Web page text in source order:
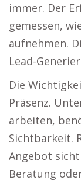
immer. Der
gemessen,
aufnehmen.
Lead-
Die
Präsenz.
arbeiten,
Sichtbarkeit.
Angebot
Beratung